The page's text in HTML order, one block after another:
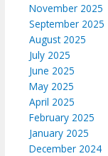
November 2025
September 2025
August 2025
July 2025
June 2025
May 2025
April 2025
February 2025
January 2025
December 2024